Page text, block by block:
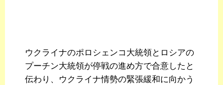
ウクライナのポロシェンコ大統領とロシアの
プーチン大統領が停戦の進め方で合意したと
伝わり、ウクライナ情勢の緊張緩和に向かう